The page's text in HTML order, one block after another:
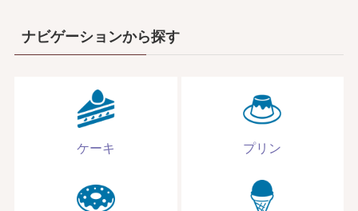
ナビゲーションから探す
ケーキ プリン